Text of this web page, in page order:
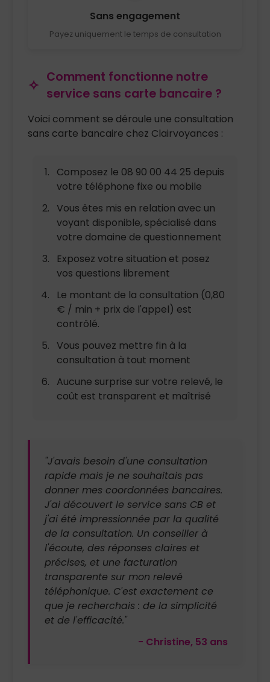
Sans engagement
Payez uniquement le temps de consultation
Comment fonctionne notre
service sans carte bancaire ?
Voici comment se déroule une consultation
sans carte bancaire chez Clairvoyances :
Composez le 08 90 00 44 25 depuis
votre téléphone fixe ou mobile
Vous êtes mis en relation avec un
voyant disponible, spécialisé dans
votre domaine de questionnement
Exposez votre situation et posez
vos questions librement
Le montant de la consultation (0,80
€ / min + prix de l'appel) est
contrôlé.
Vous pouvez mettre fin à la
consultation à tout moment
Aucune surprise sur votre relevé, le
coût est transparent et maîtrisé
"J'avais besoin d'une consultation
rapide mais je ne souhaitais pas
donner mes coordonnées bancaires.
J'ai découvert le service sans CB et
j'ai été impressionnée par la qualité
de la consultation. Un conseiller à
l'écoute, des réponses claires et
précises, et une facturation
transparente sur mon relevé
téléphonique. C'est exactement ce
que je recherchais : de la simplicité
et de l'efficacité."
- Christine, 53 ans